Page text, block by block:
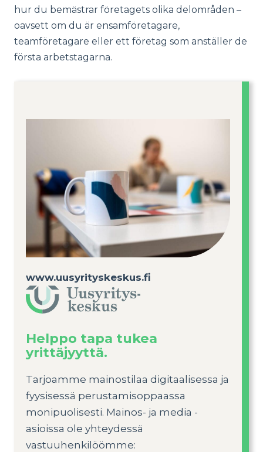
hur du bemästrar företagets olika delområden –
oavsett om du är ensamföretagare,
teamföretagare eller ett företag som anställer de
första arbetstagarna.
www.uusyrityskeskus.fi
Helppo tapa tukea
yrittäjyyttä.
Tarjoamme mainostilaa digitaalisessa ja
fyysisessä perustamisoppaassa
monipuolisesti. Mainos- ja media -
asioissa ole yhteydessä
vastuuhenkilöömme: